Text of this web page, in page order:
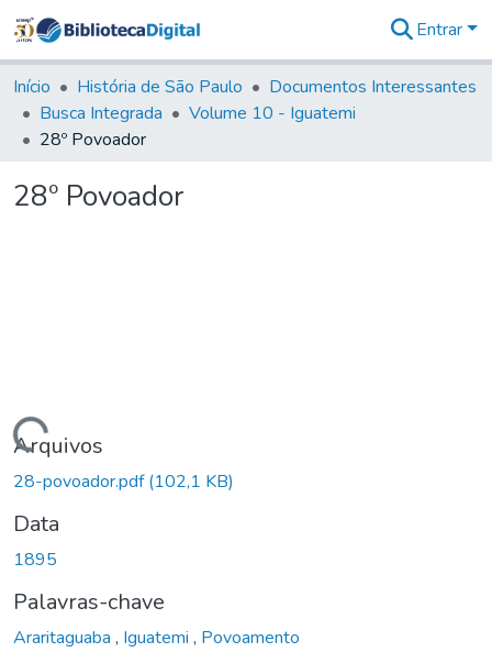
&
Coleções
Tudo na
Entrar
Início História de São Paulo
Documentos Interessantes
Busca Integrada
Volume 10 - Iguatemi
28º Povoador
28º Povoador
Carregando...
Arquivos
28-povoador.pdf(102,1 KB)
Data
1895
Palavras-chave
Araritaguaba , Iguatemi , Povoamento